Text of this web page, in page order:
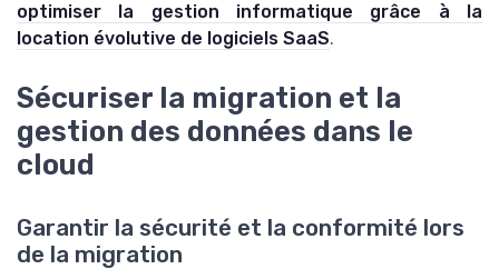
optimiser la gestion informatique grâce à la
location évolutive de logiciels SaaS.
Sécuriser la migration et la
gestion des données dans le
cloud
Garantir la sécurité et la conformité lors
de la migration